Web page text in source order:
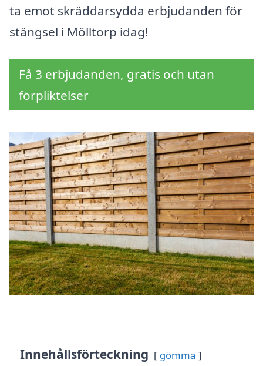
ta emot skräddarsydda erbjudanden för
stängsel i Mölltorp idag!
Få 3 erbjudanden, gratis och utan
förpliktelser
Innehållsförteckning gömma